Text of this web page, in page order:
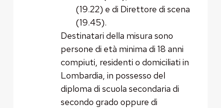
(19.22) e di Direttore di scena
(19.45).
Destinatari della misura sono
persone di età minima di 18 anni
compiuti, residenti o domiciliati in
Lombardia, in possesso del
diploma di scuola secondaria di
secondo grado oppure di